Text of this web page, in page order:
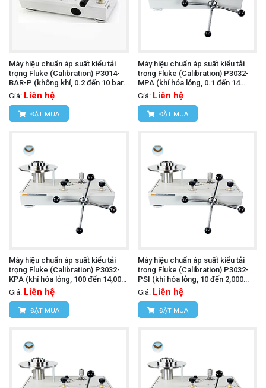
Máy hiệu chuẩn áp suất kiểu tải
trọng Fluke (Calibration) P3014-
BAR-P (không khí, 0.2 đến 10 bar,
PCU đơn)
Giá: Liên hệ
ĐẶT MUA
Máy hiệu chuẩn áp suất kiểu tải
trọng Fluke (Calibration) P3032-
MPA (khí hóa lỏng, 0.1 đến 14
MPa)
Giá: Liên hệ
ĐẶT MUA
Máy hiệu chuẩn áp suất kiểu tải
trọng Fluke (Calibration) P3032-
KPA (khí hóa lỏng, 100 đến 14,000
kPa)
Giá: Liên hệ
ĐẶT MUA
Máy hiệu chuẩn áp suất kiểu tải
trọng Fluke (Calibration) P3032-
PSI (khí hóa lỏng, 10 đến 2,000
psi)
Giá: Liên hệ
ĐẶT MUA